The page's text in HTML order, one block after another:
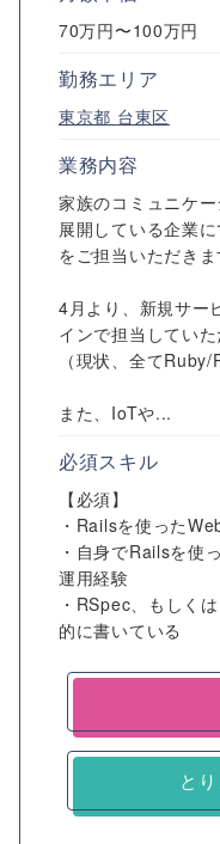
70万円〜100万円
勤務エリア
東京都 台東区
業務内容
家族のコミュニケ
展開している企業
をご担当いただきま
4月より、新規サー
インで担当していた
（現状、全て
また、IoTや...
必須スキル
【必須】
・Railsを使った
・自身でRailsを使
運用経験
・RSpec、もしく
的に書いている
と